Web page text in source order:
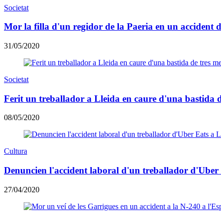
Societat
Mor la filla d'un regidor de la Paeria en un accident
31/05/2020
Societat
Ferit un treballador a Lleida en caure d'una bastida
08/05/2020
Cultura
Denuncien l'accident laboral d'un treballador d'Uber
27/04/2020